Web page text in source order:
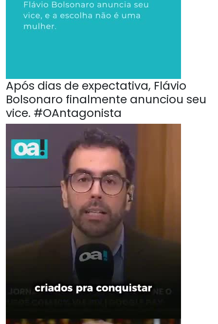
Após dias de expectativa, Flávio
Bolsonaro finalmente anunciou seu
vice. #OAntagonista